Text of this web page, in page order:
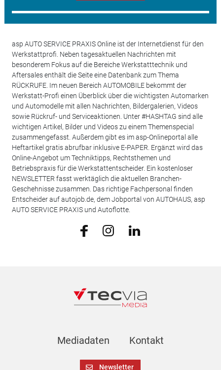
asp AUTO SERVICE PRAXIS Online ist der Internetdienst für den
Werkstattprofi. Neben tagesaktuellen Nachrichten mit
besonderem Fokus auf die Bereiche Werkstatttechnik und
Aftersales enthält die Seite eine Datenbank zum Thema
RÜCKRUFE. Im neuen Bereich AUTOMOBILE bekommt der
Werkstatt-Profi einen Überblick über die wichtigsten Automarken
und Automodelle mit allen Nachrichten, Bildergalerien, Videos
sowie Rückruf- und Serviceaktionen. Unter #HASHTAG sind alle
wichtigen Artikel, Bilder und Videos zu einem Themenspecial
zusammengefasst. Außerdem gibt es im asp-Onlineportal alle
Heftartikel gratis abrufbar inklusive E-PAPER. Ergänzt wird das
Online-Angebot um Techniktipps, Rechtsthemen und
Betriebspraxis für die Werkstattentscheider. Ein kostenloser
NEWSLETTER fasst werktäglich die aktuellen Branchen-
Geschehnisse zusammen. Das richtige Fachpersonal finden
Entscheider auf autojob.de, dem Jobportal von AUTOHAUS, asp
AUTO SERVICE PRAXIS und Autoflotte.
Mediadaten Kontakt
Newsletter